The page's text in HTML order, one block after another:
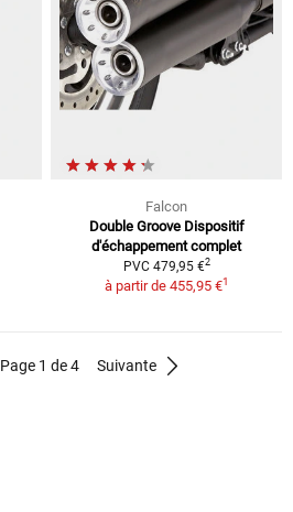
Falcon
Double Groove Dispositif
d'échappement complet
PVC 479,95 €2
à partir de 455,95 €1
Page 1 de 4 Suivante